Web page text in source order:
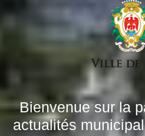
Bienvenue sur la
actualités